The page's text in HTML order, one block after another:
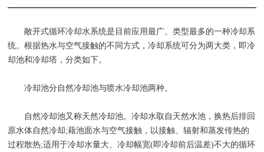
敞开式循环冷却水系统是目前应用最广、类型最多的一种冷却系
统。根据热水与空气接触的不同方式，冷却系统可分为两大类，即冷
却池和冷却塔，分类如下。
冷却池分自然冷却池与喷水冷却池两种。
自然冷却池又称天然冷却池。冷却水取自天然水池，换热后排回
原水体自然冷却;藉池面水与空气接触，以接触、辐射和蒸发传热的
过程散热;适用于冷却水量大、冷却幅宽(即冷却前后温差)不大的循环